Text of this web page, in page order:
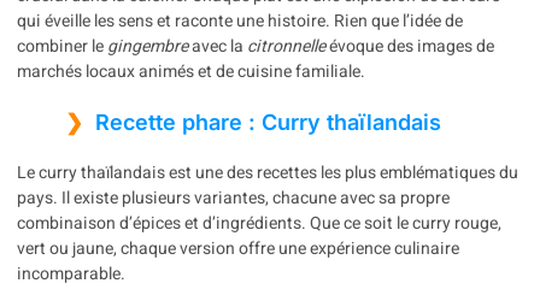
qui éveille les sens et raconte une histoire. Rien que l’idée de
combiner legingembreavec la citronnelleévoque des images de
marchés locaux animés et de cuisine familiale.
Recette phare : Curry thaïlandais
Le curry thaïlandais est une des recettes les plus emblématiques du
pays. Il existe plusieurs variantes, chacune avec sa propre
combinaison d’épices et d’ingrédients. Que ce soit le curry rouge,
vert ou jaune, chaque version offre une expérience culinaire
incomparable.